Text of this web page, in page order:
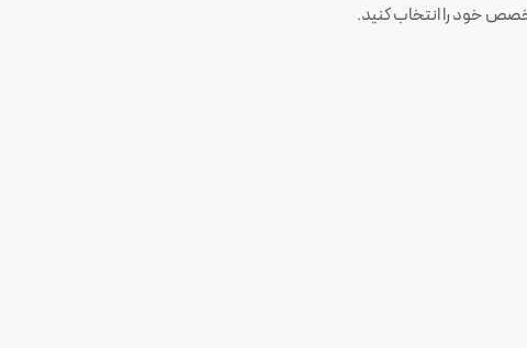
خود را انتخاب کنید.